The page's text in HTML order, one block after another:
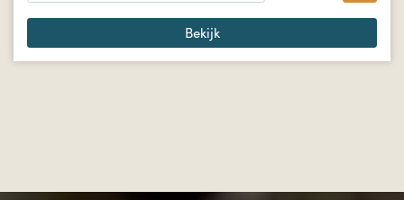
Bekijk